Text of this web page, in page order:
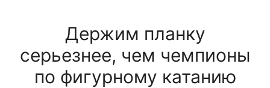
Держим планку
серьезнее, чем чемпионы
по фигурному катанию